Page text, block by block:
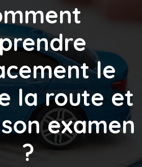
le
la route et
examen
?